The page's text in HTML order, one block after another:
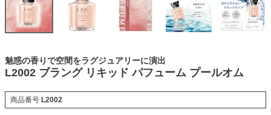
魅惑の香りで空間をラグジュアリーに演出
L2002 ブラング リキッド パフューム プールオム
商品番号 L2002